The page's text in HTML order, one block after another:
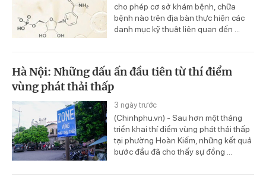
cho phép cơ sở khám bệnh, chữa
bệnh nào trên địa bàn thực hiện các
danh mục kỹ thuật liên quan đến ...
Hà Nội: Những dấu ấn đầu tiên từ thí điểm
vùng phát thải thấp
3 ngày trước
(Chinhphu.vn) - Sau hơn một tháng
triển khai thí điểm vùng phát thải thấp
tại phường Hoàn Kiếm, những kết quả
bước đầu đã cho thấy sự đồng ...